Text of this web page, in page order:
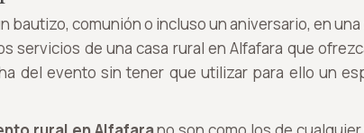
bautizo, comunión o incluso un aniversario, en una
servicios de una casa rural en Alfafara que
del evento sin tener que utilizar para ello un